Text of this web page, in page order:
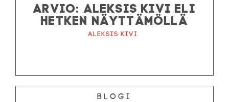
ARVIO: ALEKSIS KIVI ELI
HETKEN NÄYTTÄMÖLLÄ
Aleksis Kivi
Blogi